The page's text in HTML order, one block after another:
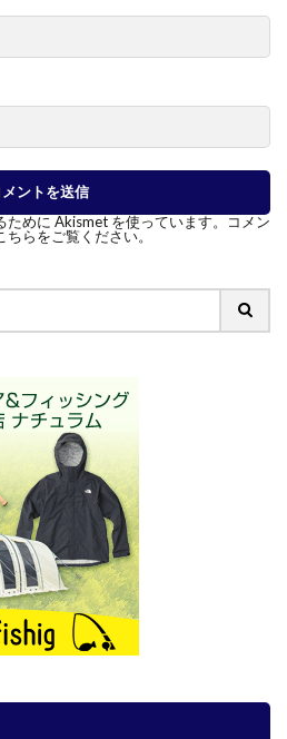
めに Akismet を使っています。
コメン
ちらをご覧ください。